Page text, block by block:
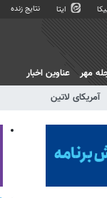
ایتا نتایج زنده
آمریکای لاتین
مهر عناوین اخبار